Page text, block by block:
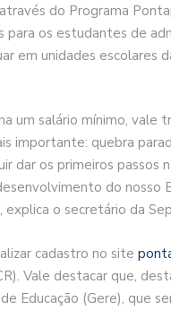
do Programa
os estudantes de
em unidades escolares
um salário mínimo, vale
importante: quebra
dar os primeiros passos
do
o secretário da
cadastro no site
Vale destacar que,
Educação (Gere), que